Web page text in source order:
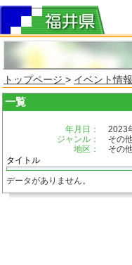
トップページ > イベント情
一覧
年月日：
2023
ジャンル：
その
地区：
その
タイトル
データがありません。